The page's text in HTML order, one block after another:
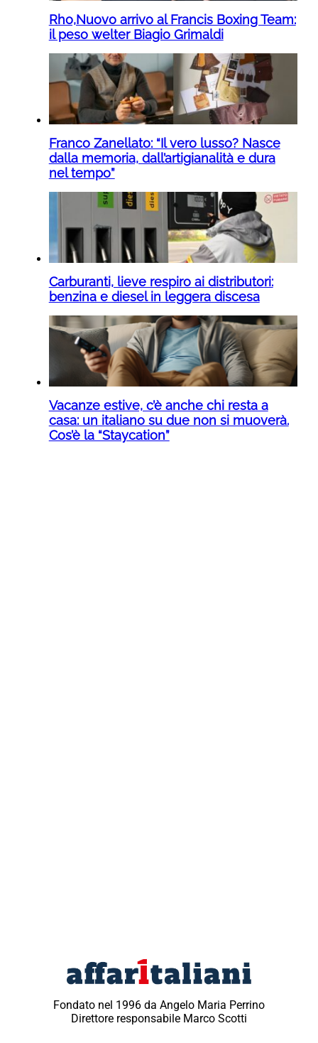
Rho,Nuovo arrivo al Francis Boxing Team:
il peso welter Biagio Grimaldi
Franco Zanellato: “Il vero lusso? Nasce
dalla memoria, dall’artigianalità e dura
nel tempo”
Carburanti, lieve respiro ai distributori:
benzina e diesel in leggera discesa
Vacanze estive, c’è anche chi resta a
casa: un italiano su due non si muoverà.
Cos’è la “Staycation”
Fondato nel 1996 da Angelo Maria Perrino
Direttore responsabile Marco Scotti